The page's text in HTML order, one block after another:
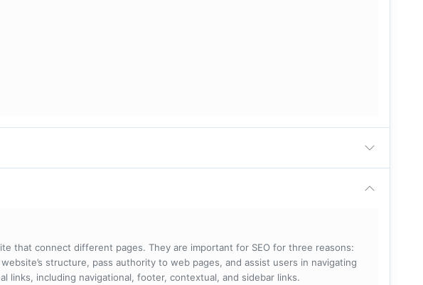
that connect different pages. They are important for SEO for three reasons:
structure, pass authority to web pages, and assist users in navigating
links, including navigational, footer, contextual, and sidebar links.